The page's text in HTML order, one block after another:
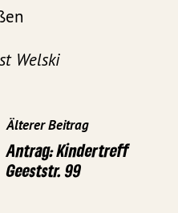
Welski
Älterer Beitrag
Antrag: Kindertreff
Geeststr. 99